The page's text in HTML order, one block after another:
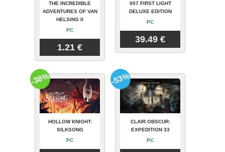
THE INCREDIBLE
ADVENTURES OF VAN
HELSING II
PC
1.21 €
007 FIRST LIGHT
DELUXE EDITION
PC
39.49 €
HOLLOW KNIGHT:
SILKSONG
PC
-38%
CLAIR OBSCUR:
EXPEDITION 33
PC
-53%